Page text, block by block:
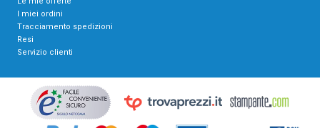
I miei ordini
Tracciamento spedizioni
Resi
Servizio clienti